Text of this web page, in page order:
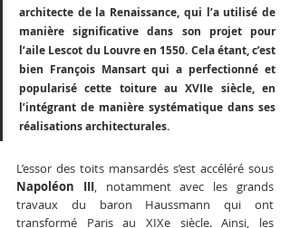
architecte de la Renaissance, qui l’a utilisé de
manière significative dans son projet pour
l’aile Lescot du Louvre en 1550. Cela étant, c’est
bien François Mansart qui a perfectionné et
popularisé cette toiture au XVIIe siècle, en
l’intégrant de manière systématique dans ses
réalisations architecturales.
Napoléon III, notamment avec les grands
travaux du baron Haussmann qui ont
transformé Paris au XIXe siècle. Ainsi, les